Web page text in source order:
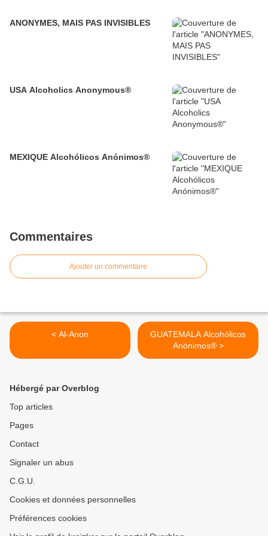
ANONYMES, MAIS PAS INVISIBLES
USA Alcoholics Anonymous®
MEXIQUE Alcohólicos Anónimos®
Commentaires
Ajouter un commentaire
< Al-Anon
GUATEMALA Alcohólicos
Anónimos® >
Hébergé par Overblog
Top articles
Pages
Contact
Signaler un abus
C.G.U.
Cookies et données personnelles
Préférences cookies